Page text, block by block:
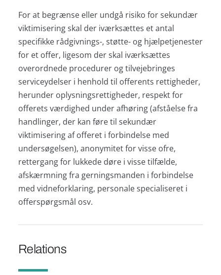
For at begrænse eller undgå risiko for sekundær
viktimisering skal der iværksættes et antal
specifikke rådgivnings-, støtte- og hjælpetjenester
for et offer, ligesom der skal iværksættes
overordnede procedurer og tilvejebringes
serviceydelser i henhold til offerents rettigheder,
herunder oplysningsrettigheder, respekt for
offerets værdighed under afhøring (afståelse fra
handlinger, der kan føre til sekundær
viktimisering af offeret i forbindelse med
undersøgelsen), anonymitet for visse ofre,
rettergang for lukkede døre i visse tilfælde,
afskærmning fra gerningsmanden i forbindelse
med vidneforklaring, personale specialiseret i
offerspørgsmål osv.
Relations